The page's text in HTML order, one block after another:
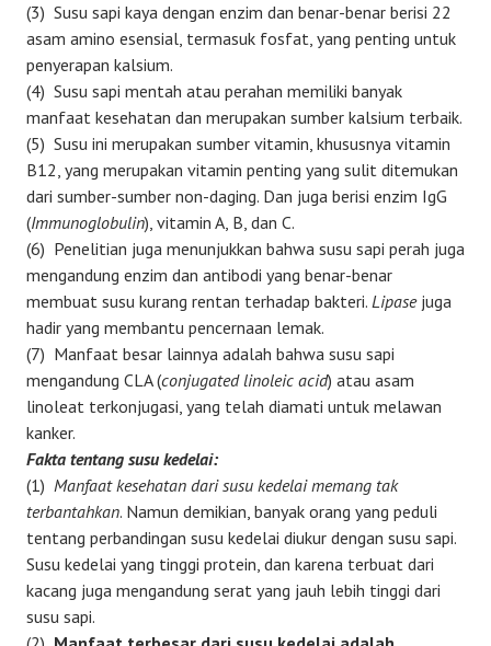
(3) Susu sapi kaya dengan enzim dan benar-benar berisi 22
asam amino esensial, termasuk fosfat, yang penting untuk
penyerapan kalsium.
(4) Susu sapi mentah atau perahan memiliki banyak
manfaat kesehatan dan merupakan sumber kalsium terbaik.
(5) Susu ini merupakan sumber vitamin, khususnya vitamin
B12, yang merupakan vitamin penting yang sulit ditemukan
dari sumber-sumber non-daging. Dan juga berisi enzim IgG
(Immunoglobulin), vitamin A, B, dan C.
(6) Penelitian juga menunjukkan bahwa susu sapi perah juga
mengandung enzim dan antibodi yang benar-benar
membuat susu kurang rentan terhadap bakteri. Lipasejuga
hadir yang membantu pencernaan lemak.
(7) Manfaat besar lainnya adalah bahwa susu sapi
mengandung CLA (conjugated linoleic acid) atau asam
linoleat terkonjugasi, yang telah diamati untuk melawan
kanker.
Fakta tentang susu kedelai:
(1) Manfaat kesehatan dari susu kedelai memang tak
terbantahkan. Namun demikian, banyak orang yang peduli
tentang perbandingan susu kedelai diukur dengan susu sapi.
Susu kedelai yang tinggi protein, dan karena terbuat dari
kacang juga mengandung serat yang jauh lebih tinggi dari
susu sapi.